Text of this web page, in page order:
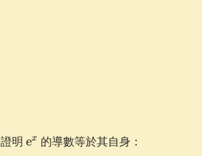
證明 \e^x
ex 的導數等於其自身：